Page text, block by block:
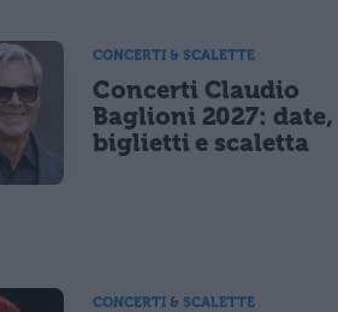
CONCERTI & SCALETTE
Concerti Claudio
Baglioni 2027: date,
biglietti e scaletta
CONCERTI & SCALETTE